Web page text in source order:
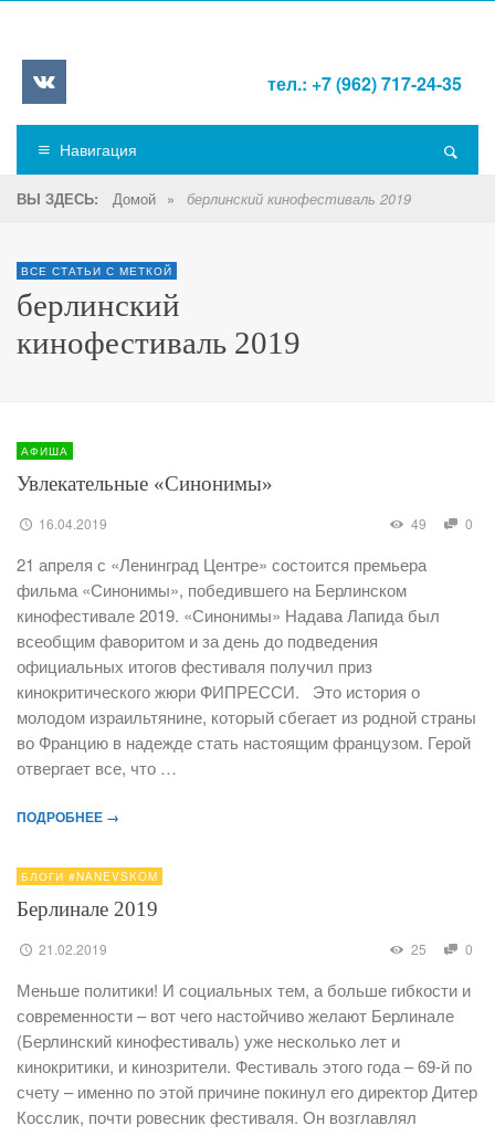
тел.: +7 (962) 717-24-35
Навигация
ВЫ ЗДЕСЬ: Домой » берлинский кинофестиваль 2019
ВСЕ СТАТЬИ С МЕТКОЙ
берлинский
кинофестиваль 2019
АФИША
Увлекательные «Синонимы»
16.04.2019 49 0
21 апреля с «Ленинград Центре» состоится премьера
фильма «Синонимы», победившего на Берлинском
кинофестивале 2019. «Синонимы» Надава Лапида был
всеобщим фаворитом и за день до подведения
официальных итогов фестиваля получил приз
кинокритического жюри ФИПРЕССИ. Это история о
молодом израильтянине, который сбегает из родной страны
во Францию в надежде стать настоящим французом. Герой
отвергает все, что …
ПОДРОБНЕЕ →
БЛОГИ #NANEVSKOM
Берлинале 2019
21.02.2019 25 0
Меньше политики! И социальных тем, а больше гибкости и
современности – вот чего настойчиво желают Берлинале
(Берлинский кинофестиваль) уже несколько лет и
кинокритики, и кинозрители. Фестиваль этого года – 69-й по
счету – именно по этой причине покинул его директор Дитер
Косслик, почти ровесник фестиваля. Он возглавлял